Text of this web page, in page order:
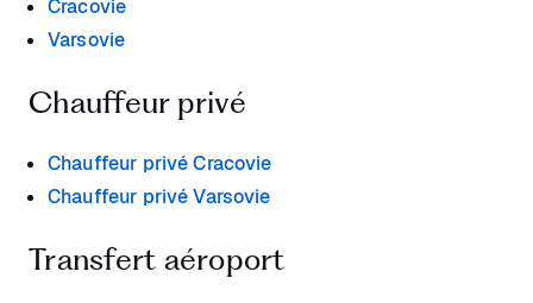
Cracovie
Varsovie
Chauffeur privé
Chauffeur privé Cracovie
Chauffeur privé Varsovie
Transfert aéroport